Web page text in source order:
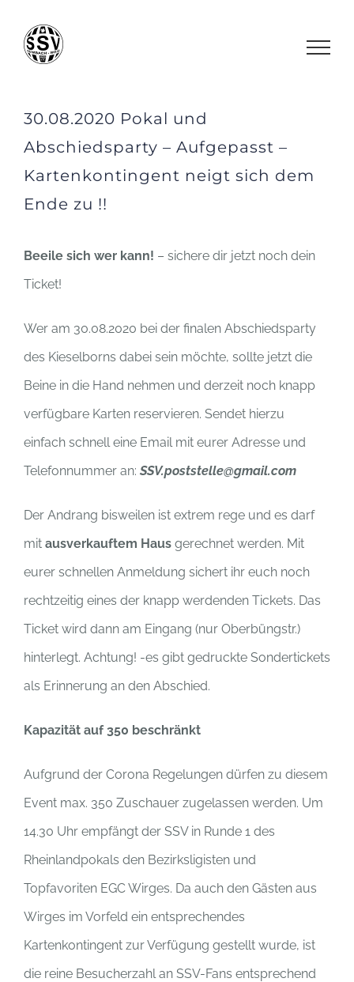
Inhalt
30.08.2020 Pokal und
Abschiedsparty – Aufgepasst –
Kartenkontingent neigt sich dem
Ende zu !!
Beeile sich wer kann! – sichere dir jetzt noch dein
Ticket!
Wer am 30.08.2020 bei der finalen Abschiedsparty
des Kieselborns dabei sein möchte, sollte jetzt die
Beine in die Hand nehmen und derzeit noch knapp
verfügbare Karten reservieren. Sendet hierzu
einfach schnell eine Email mit eurer Adresse und
Telefonnummer an: SSV.poststelle@gmail.com
Der Andrang bisweilen ist extrem rege und es darf
mit ausverkauftem Haus gerechnet werden. Mit
eurer schnellen Anmeldung sichert ihr euch noch
rechtzeitig eines der knapp werdenden Tickets. Das
Ticket wird dann am Eingang (nur Oberbüngstr.)
hinterlegt. Achtung! -es gibt gedruckte Sondertickets
als Erinnerung an den Abschied.
Kapazität auf 350 beschränkt
Aufgrund der Corona Regelungen dürfen zu diesem
Event max. 350 Zuschauer zugelassen werden. Um
14.30 Uhr empfängt der SSV in Runde 1 des
Rheinlandpokals den Bezirksligisten und
Topfavoriten EGC Wirges. Da auch den Gästen aus
Wirges im Vorfeld ein entsprechendes
Kartenkontingent zur Verfügung gestellt wurde, ist
die reine Besucherzahl an SSV-Fans entsprechend